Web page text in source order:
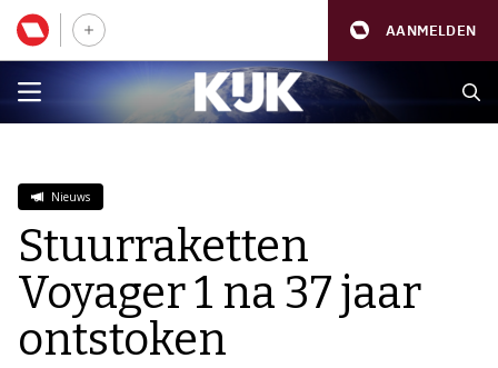
AANMELDEN
Nieuws
Stuurraketten
Voyager 1 na 37 jaar
ontstoken